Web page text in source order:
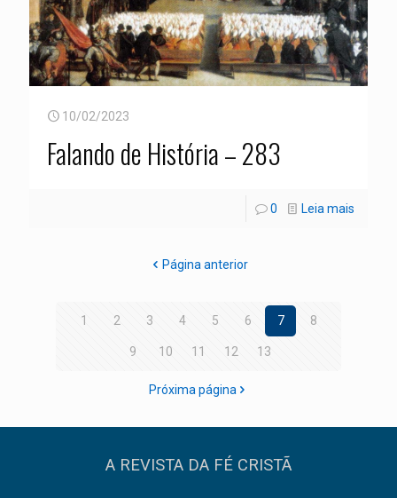
10/02/2023
Falando de História – 283
0 Leia mais
Página anterior
1 2 3 4 5 6 7 8
9 10 11 12 13
Próxima página
A REVISTA DA FÉ CRISTÃ